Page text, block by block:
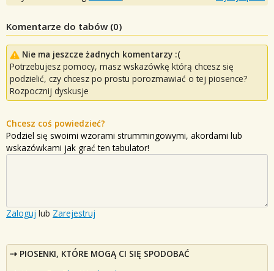
Komentarze do tabów (0)
Nie ma jeszcze żadnych komentarzy :(
Potrzebujesz pomocy, masz wskazówkę którą chcesz się
podzielić, czy chcesz po prostu porozmawiać o tej piosence?
Rozpocznij dyskusje
Chcesz coś powiedzieć?
Podziel się swoimi wzorami strummingowymi, akordami lub
wskazówkami jak grać ten tabulator!
Zaloguj lub Zarejestruj
PIOSENKI, KTÓRE MOGĄ CI SIĘ SPODOBAĆ